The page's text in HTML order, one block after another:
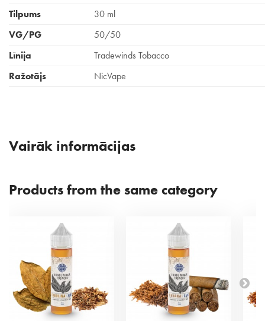
Tilpums
30 ml
VG/PG
50/50
Līnija
Tradewinds Tobacco
Ražotājs
NicVape
Vairāk informācijas
Products from the same category